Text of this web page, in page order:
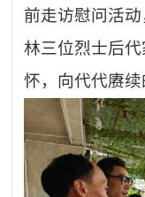
前走访慰问活
林三位烈士后
怀，向代代赓续